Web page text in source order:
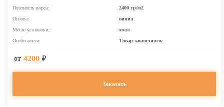
Плотность ворса:
2400 гр/м2
Основа:
винил
Место установки:
холл
Особенности:
Товар закончился.
от 4200 ₽
Заказать